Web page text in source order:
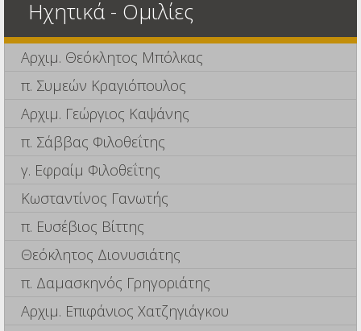
Ηχητικά - Ομιλίες
Αρχιμ. Θεόκλητος Μπόλκας
π. Συμεών Κραγιόπουλος
Αρχιμ. Γεώργιος Καψάνης
π. Σάββας Φιλοθεΐτης
γ. Εφραίμ Φιλοθεΐτης
Κωσταντίνος Γανωτής
π. Ευσέβιος Βίττης
Θεόκλητος Διονυσιάτης
π. Δαμασκηνός Γρηγοριάτης
Αρχιμ. Επιφάνιος Χατζηγιάγκου